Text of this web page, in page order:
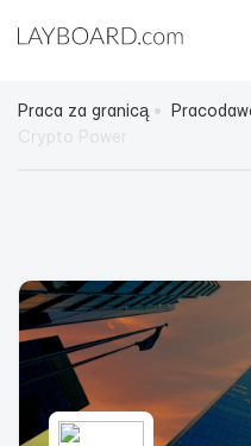
Praca za granicą